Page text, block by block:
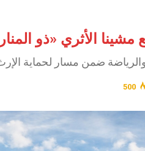
مشينا الأثري «ذو
ضمن مسار لحماية